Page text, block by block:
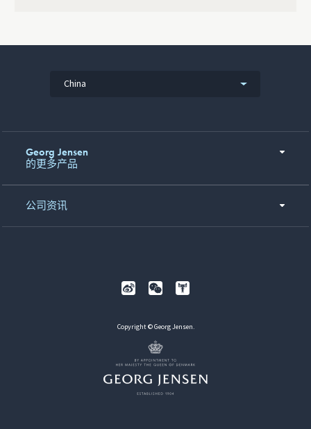
China
Georg Jensen
的更多产品
公司资讯
Copyright © Georg Jensen.